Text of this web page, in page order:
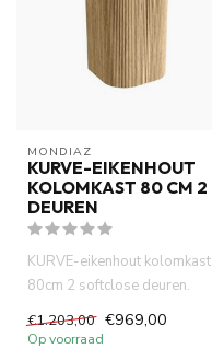
MONDIAZ
KURVE-EIKENHOUT
KOLOMKAST 80 CM 2
DEUREN
KURVE-eikenhout kolomkast
80cm 2 softclose deuren.
Materiaal ribbelfront
€1.203,00 €969,00
Op voorraad